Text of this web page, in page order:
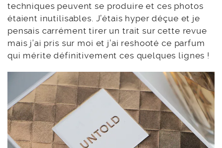
techniques peuvent se produire et ces photos
étaient inutilisables. J’étais hyper déçue et je
pensais carrément tirer un trait sur cette revue
mais j’ai pris sur moi et j’ai reshooté ce parfum
qui mérite définitivement ces quelques lignes !